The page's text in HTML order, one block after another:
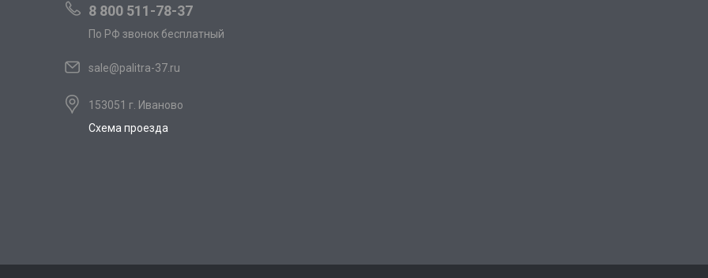
8 800 511-78-37
По РФ звонок бесплатный
sale@palitra-37.ru
153051 г. Иваново
Схема проезда